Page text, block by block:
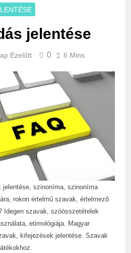
jelentése
Ezelőtt 0 6 Mins
jelentése, szinoníma, szinoníma
rokon értelmű szavak, értelmező
Idegen szavak, szóösszetételek
etimológiája. Magyar
kifejezések jelentése. Szavak